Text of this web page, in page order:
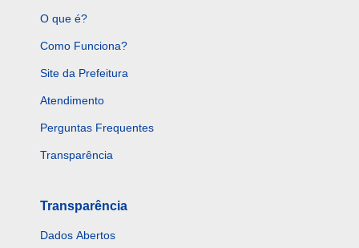
O que é?
Como Funciona?
Site da Prefeitura
Atendimento
Perguntas Frequentes
Transparência
Transparência
Dados Abertos